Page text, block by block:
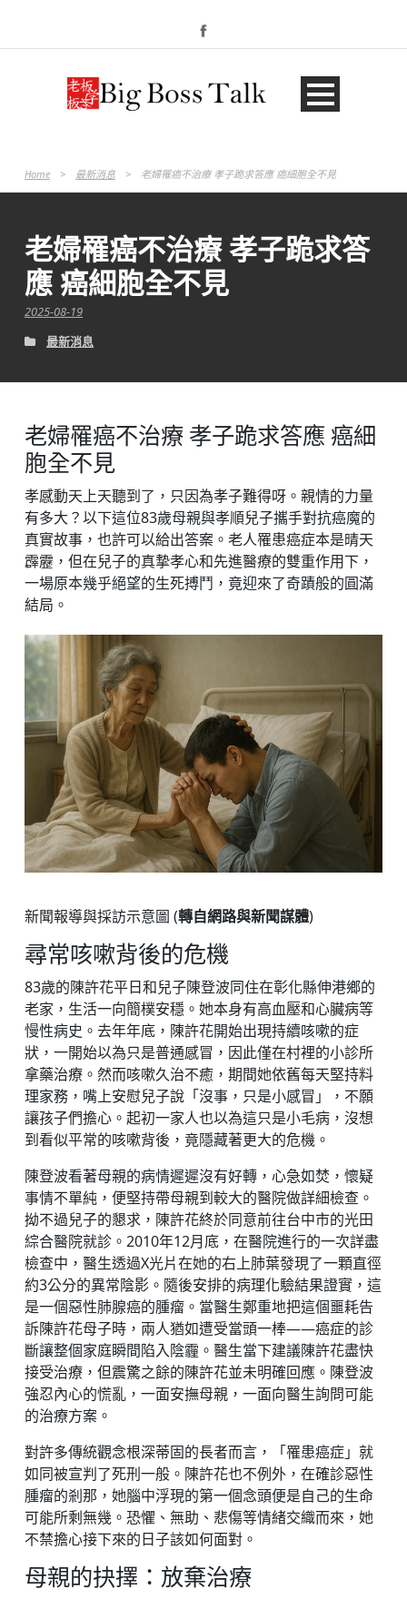
Home > 最新消息 > 老婦罹癌不治療 孝子跪求答應 癌細胞全不見
老婦罹癌不治療 孝子跪求答
應 癌細胞全不見
2025-08-19
最新消息
老婦罹癌不治療 孝子跪求答應 癌細
胞全不見
孝感動天上天聽到了，只因為孝子難得呀。親情的力量
有多大？以下這位83歲母親與孝順兒子攜手對抗癌魔的
真實故事，也許可以給出答案。老人罹患癌症本是晴天
霹靂，但在兒子的真摯孝心和先進醫療的雙重作用下，
一場原本幾乎絕望的生死搏鬥，竟迎來了奇蹟般的圓滿
結局。
新聞報導與採訪示意圖 (轉自網路與新聞謀體)
尋常咳嗽背後的危機
83歲的陳許花平日和兒子陳登波同住在彰化縣伸港鄉的
老家，生活一向簡樸安穩。她本身有高血壓和心臟病等
慢性病史。去年年底，陳許花開始出現持續咳嗽的症
狀，一開始以為只是普通感冒，因此僅在村裡的小診所
拿藥治療。然而咳嗽久治不癒，期間她依舊每天堅持料
理家務，嘴上安慰兒子說「沒事，只是小感冒」，不願
讓孩子們擔心。起初一家人也以為這只是小毛病，沒想
到看似平常的咳嗽背後，竟隱藏著更大的危機。
陳登波看著母親的病情遲遲沒有好轉，心急如焚，懷疑
事情不單純，便堅持帶母親到較大的醫院做詳細檢查。
拗不過兒子的懇求，陳許花終於同意前往台中市的光田
綜合醫院就診。2010年12月底，在醫院進行的一次詳盡
檢查中，醫生透過X光片在她的右上肺葉發現了一顆直徑
約3公分的異常陰影。隨後安排的病理化驗結果證實，這
是一個惡性肺腺癌的腫瘤。當醫生鄭重地把這個噩耗告
訴陳許花母子時，兩人猶如遭受當頭一棒——癌症的診
斷讓整個家庭瞬間陷入陰霾。醫生當下建議陳許花盡快
接受治療，但震驚之餘的陳許花並未明確回應。陳登波
強忍內心的慌亂，一面安撫母親，一面向醫生詢問可能
的治療方案。
對許多傳統觀念根深蒂固的長者而言，「罹患癌症」就
如同被宣判了死刑一般。陳許花也不例外，在確診惡性
腫瘤的剎那，她腦中浮現的第一個念頭便是自己的生命
可能所剩無幾。恐懼、無助、悲傷等情緒交織而來，她
不禁擔心接下來的日子該如何面對。
母親的抉擇：放棄治療